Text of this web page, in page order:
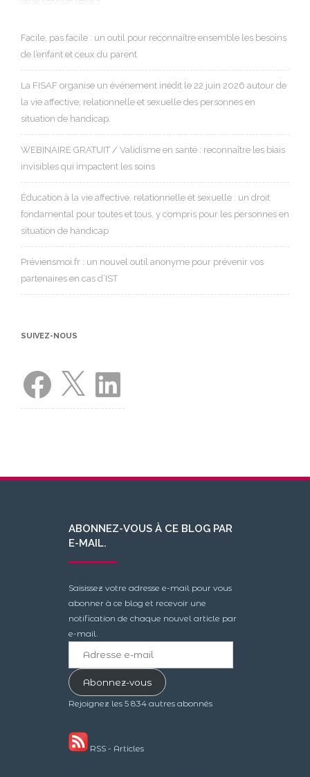
Facile, pas facile : un outil pour reconnaître ensemble les besoins
de l’enfant et ceux du parent
La FISAF organise un événement inédit le 22 juin 2026 autour de
la vie affective, relationnelle et sexuelle des personnes en
situation de handicap.
WEBINAIRE GRATUIT / Validisme en santé : reconnaître les biais
invisibles qui impactent les soins
Éducation à la vie affective, relationnelle et sexuelle : un droit
fondamental pour toutes et tous, y compris pour les personnes en
situation de handicap
Préviensmoi.fr : un nouvel outil anonyme pour prévenir vos
partenaires en cas d’IST
SUIVEZ-NOUS
Facebook LinkedIn
ABONNEZ-VOUS À CE BLOG PAR
E-MAIL.
Saisissez votre adresse e-mail pour vous
abonner à ce blog et recevoir une
notification de chaque nouvel article par
e-mail.
mailAbonnez-vous
Rejoignez les 5 834 autres abonnés
RSS - Articles